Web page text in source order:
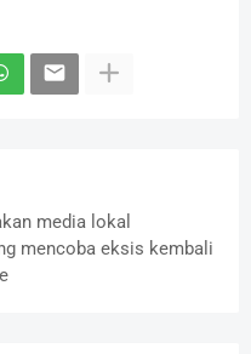
media lokal
mencoba eksis kembali